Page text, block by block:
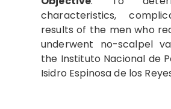
characteristics,
results of the men who
underwent no-scalpel
the Instituto Nacional de
Isidro Espinosa de los